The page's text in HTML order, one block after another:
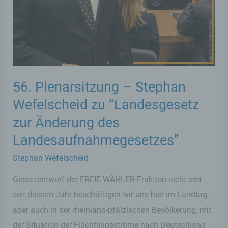
56. Plenarsitzung – Stephan
Wefelscheid zu “Landesgesetz
zur Änderung des
Landesaufnahmegesetzes”
Stephan Wefelscheid
Gesetzentwurf der FREIE WÄHLER-Fraktion nicht erst
seit diesem Jahr beschäftigen wir uns hier im Landtag,
aber auch in der rheinland-pfälzischen Bevölkerung, mit
der Situation der Flüchtlingsströme nach Deutschland